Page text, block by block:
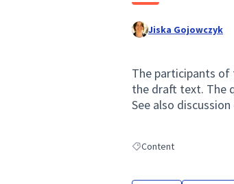
Jiska Gojowczyk
The participants of
the draft text. The
See also
Filter results for: Content
Content